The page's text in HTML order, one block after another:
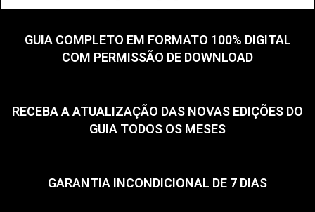
GUIA COMPLETO EM FORMATO 100% DIGITAL
COM PERMISSÃO DE DOWNLOAD
RECEBA A ATUALIZAÇÃO DAS NOVAS EDIÇÕES DO
GUIA TODOS OS MESES
GARANTIA INCONDICIONAL DE 7 DIAS